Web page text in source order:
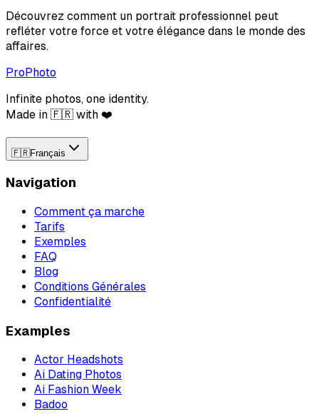
Découvrez comment un portrait professionnel peut
refléter votre force et votre élégance dans le monde des
affaires.
ProPhoto
Infinite photos, one identity.
Made in 🇫🇷 with ❤️
🇫🇷Français
Navigation
Comment ça marche
Tarifs
Exemples
FAQ
Blog
Conditions Générales
Confidentialité
Examples
Actor Headshots
Ai Dating Photos
Ai Fashion Week
Badoo